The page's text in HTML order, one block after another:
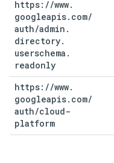
https: //www.
googleapis. com/
auth/admin .
directory.
userschema .
readonly
https: //www.
googleapis. com/
auth/cloud-
platform